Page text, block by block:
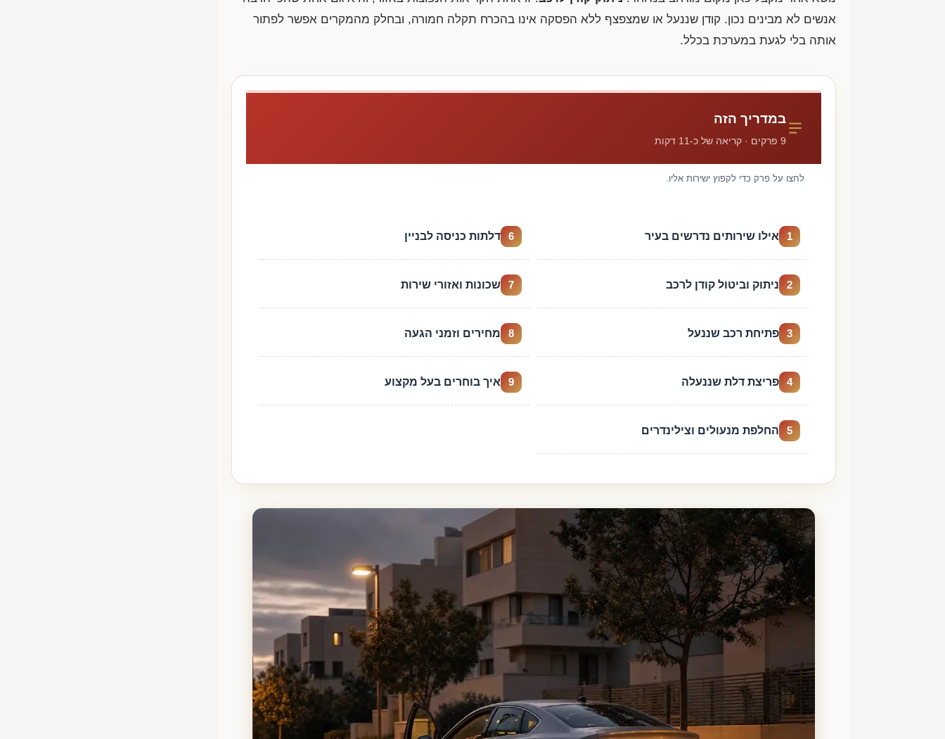
אנשים לא מבינים נכון. קודן שננעל או שמצפצף ללא הפסקה אינו בהכרח תקלה חמורה, ובחלק מהמקרים אפשר לפתור
אותה בלי לגעת במערכת בכלל.
במדריך הזה
9 פרקים · קריאה של כ-11 דקות
לחצו על פרק כדי לקפוץ ישירות אליו.
1 אילו שירותים נדרשים בעיר
2 ניתוק וביטול קודן לרכב
3 פתיחת רכב שננעל
4 פריצת דלת שננעלה
5 החלפת מנעולים וצילינדרים
6 דלתות כניסה לבניין
7 שכונות ואזורי שירות
8 מחירים וזמני הגעה
9 איך בוחרים בעל מקצוע